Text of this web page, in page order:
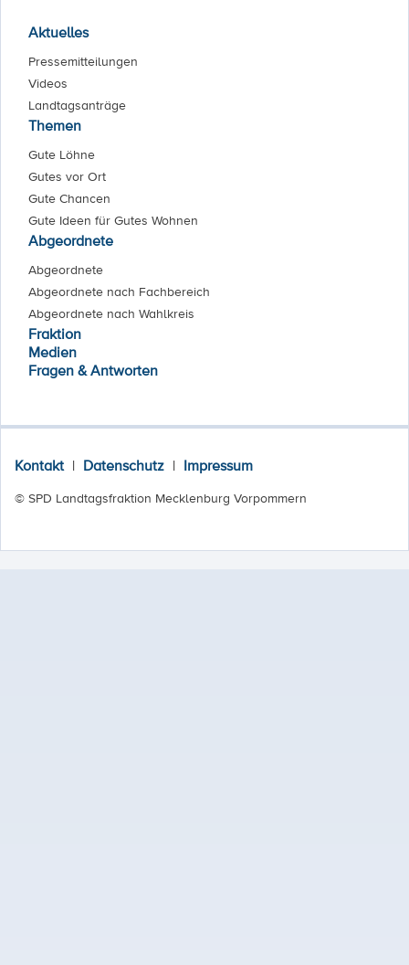
Aktuelles
Pressemitteilungen
Videos
Landtagsanträge
Themen
Gute Löhne
Gutes vor Ort
Gute Chancen
Gute Ideen für Gutes Wohnen
Abgeordnete
Abgeordnete
Abgeordnete nach Fachbereich
Abgeordnete nach Wahlkreis
Fraktion
Medien
Fragen & Antworten
Kontakt | Datenschutz | Impressum
© SPD Landtagsfraktion Mecklenburg Vorpommern